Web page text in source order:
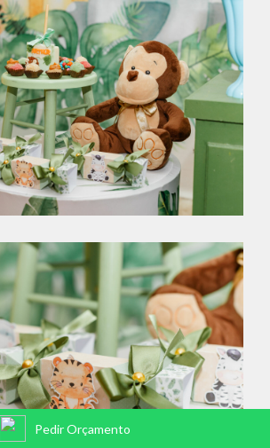
Pedir Orçamento